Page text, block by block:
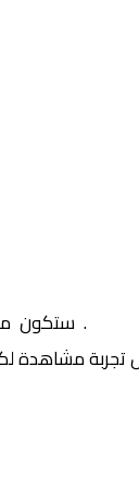
. ستكون
تجربة مشاهدة